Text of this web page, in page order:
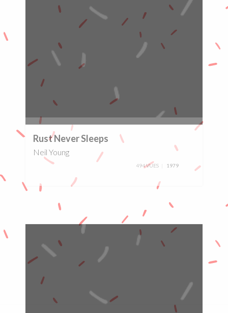
Rust Never Sleeps
Neil Young
494 VUES 1979